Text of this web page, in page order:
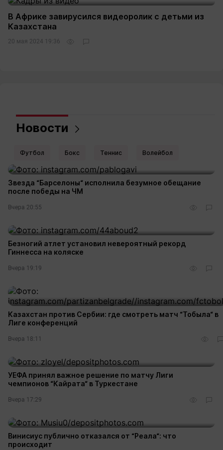
В Африке завирусился видеоролик с детьми из
Казахстана
20 мая 2024 19:36
Новости
Футбол Бокс Теннис Волейбол
Звезда “Барселоны“ исполнила безумное обещание
после победы на ЧМ
Вчера 20:55
Безногий атлет установил невероятный рекорд
Гиннесса на коляске
Вчера 19:19
Казахстан против Сербии: где смотреть матч “Тобыла“ в
Лиге конференций
Вчера 18:11
УЕФА принял важное решение по матчу Лиги
чемпионов “Кайрата“ в Туркестане
Вчера 17:29
Винисиус публично отказался от “Реала“: что
происходит